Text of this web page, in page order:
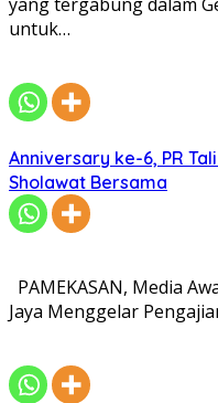
untuk…
Anniversary ke-6, PR
Sholawat Bersama
PAMEKASAN, Media
Jaya Menggelar